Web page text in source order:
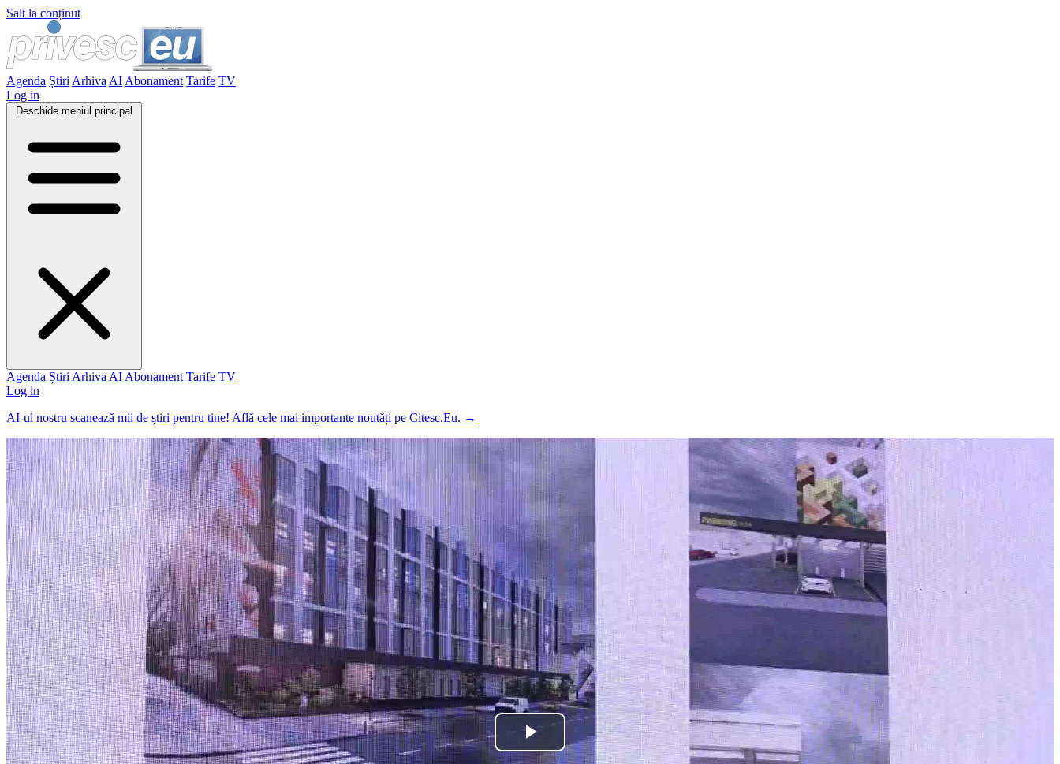
Salt la conținut
Agenda Știri Arhiva AI Abonament Tarife TV
Log in
Deschide meniul principal
Agenda Știri Arhiva AI Abonament Tarife TV
Log in
AI-ul nostru scanează mii de știri pentru tine! Află cele mai importante noutăți pe Citesc.Eu. →
Play